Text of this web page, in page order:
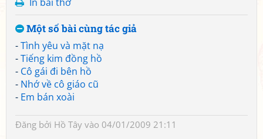
Một số bài cùng tác giả
-Tình yêu và mặt nạ
-Tiếng kim đồng hồ
- Cô gái đi bên hồ
- Nhớ về cô giáo cũ
- Em bán xoài
Đăng bởi Hồ Tây vào 04/01/2009 21:11